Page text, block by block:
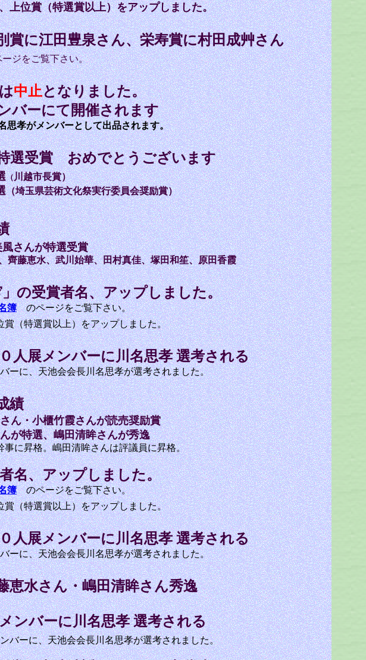
上位賞（特選賞以上）をアップしました。
に江田豊泉さん、栄寿賞に村田成艸さん
ージをご覧下さい。
中止となりました。
バーにて開催されます
思孝がメンバーとして出品されます。
選受賞 おめでとうございます
（川越市長賞）
（埼玉県芸術文化祭実行委員会奨励賞）
さんが特選受賞
齊藤恵水、武川始華、田村真佳、塚田和笙、原田香霞
の受賞者名、アップしました。
簿のページをご覧下さい。
賞以上）をアップしました。
人展メンバーに川名思孝 選考される
ーに、天池会会長川名思孝が選考されました。
績
ん・小櫃竹霞さんが読売奨励賞
が特選、嶋田清眸さんが秀逸
昇格。嶋田清眸さんは評議員に昇格。
名、アップしました。
簿のページをご覧下さい。
賞以上）をアップしました。
人展メンバーに川名思孝 選考される
ーに、天池会会長川名思孝が選考されました。
水さん・嶋田清眸さん秀逸
ンバーに川名思孝 選考される
バーに、天池会会長川名思孝が選考されました。